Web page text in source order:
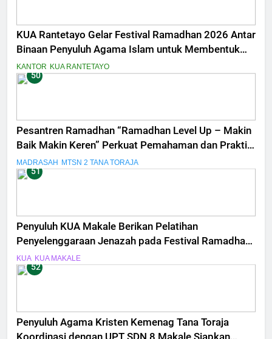
KUA Rantetayo Gelar Festival Ramadhan 2026 Antar
Binaan Penyuluh Agama Islam untuk Membentuk
Generasi Qurani
KANTOR KUA RANTETAYO
50
Pesantren Ramadhan “Ramadhan Level Up – Makin
Baik Makin Keren” Perkuat Pemahaman dan Praktik
Ibadah Siswa MTsN 2 Tana Toraja
MADRASAH MTSN 2 TANA TORAJA
51
Penyuluh KUA Makale Berikan Pelatihan
Penyelenggaraan Jenazah pada Festival Ramadhan
MAN Tana Toraja
KUA KUA MAKALE
52
Penyuluh Agama Kristen Kemenag Tana Toraja
Koordinasi dengan UPT SDN 8 Makale Siapkan